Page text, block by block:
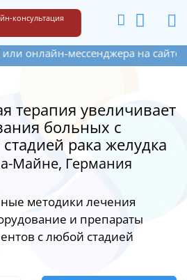
Написать
консультация
мессенджера на сайте
терапия увеличивает
больных с
рака желудка
Майне, Германия
методики лечения
и препараты
с любой стадией